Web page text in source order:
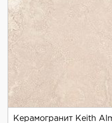
Керамогранит Keith